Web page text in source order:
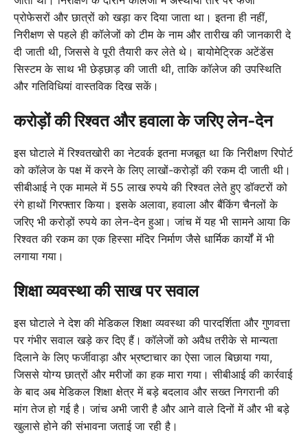
प्रोफेसरों और छात्रों को खड़ा कर दिया जाता था। इतना ही नहीं,
निरीक्षण से पहले ही कॉलेजों को टीम के नाम और तारीख की जानकारी दे
दी जाती थी, जिससे वे पूरी तैयारी कर लेते थे। बायोमेट्रिक अटेंडेंस
सिस्टम के साथ भी छेड़छाड़ की जाती थी, ताकि कॉलेज की उपस्थिति
और गतिविधियां वास्तविक दिख सकें।
करोड़ों की रिश्वत और हवाला के जरिए लेन-देन
इस घोटाले में रिश्वतखोरी का नेटवर्क इतना मजबूत था कि निरीक्षण रिपोर्ट
को कॉलेज के पक्ष में करने के लिए लाखों-करोड़ों की रकम दी जाती थी।
सीबीआई ने एक मामले में 55 लाख रुपये की रिश्वत लेते हुए डॉक्टरों को
रंगे हाथों गिरफ्तार किया। इसके अलावा, हवाला और बैंकिंग चैनलों के
जरिए भी करोड़ों रुपये का लेन-देन हुआ। जांच में यह भी सामने आया कि
रिश्वत की रकम का एक हिस्सा मंदिर निर्माण जैसे धार्मिक कार्यों में भी
लगाया गया।
शिक्षा व्यवस्था की साख पर सवाल
इस घोटाले ने देश की मेडिकल शिक्षा व्यवस्था की पारदर्शिता और गुणवत्ता
पर गंभीर सवाल खड़े कर दिए हैं। कॉलेजों को अवैध तरीके से मान्यता
दिलाने के लिए फर्जीवाड़ा और भ्रष्टाचार का ऐसा जाल बिछाया गया,
जिससे योग्य छात्रों और मरीजों का हक मारा गया। सीबीआई की कार्रवाई
के बाद अब मेडिकल शिक्षा क्षेत्र में बड़े बदलाव और सख्त निगरानी की
मांग तेज हो गई है। जांच अभी जारी है और आने वाले दिनों में और भी बड़े
खुलासे होने की संभावना जताई जा रही है।